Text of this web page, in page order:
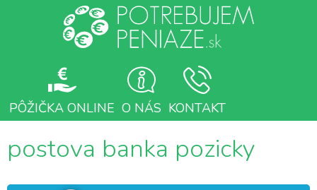
PÔŽIČKA ONLINE O NÁS KONTAKT
postova banka pozicky